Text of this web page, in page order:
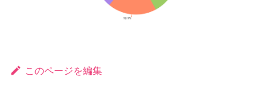
このページを編集